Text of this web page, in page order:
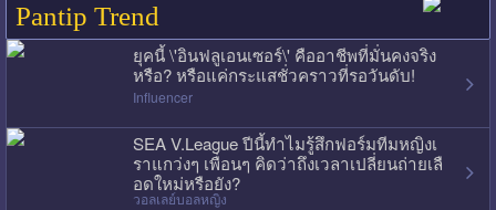
Pantip Trend
ยุคนี้ \'อินฟลูเอนเซอร์\' คืออาชีพที่มั่นคงจริง
หรือ? หรือแค่กระแสชั่วคราวที่รอวันดับ!
Influencer
SEA V.League ปีนี้ทำไมรู้สึกฟอร์มทีมหญิงเ
ราแกว่งๆ เพื่อนๆ คิดว่าถึงเวลาเปลี่ยนถ่ายเลื
อดใหม่หรือยัง?
วอลเลย์บอลหญิง